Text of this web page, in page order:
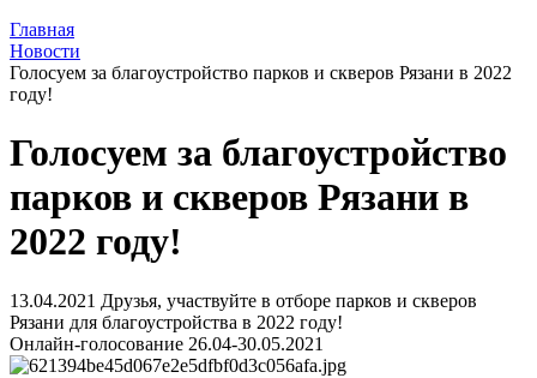
Главная
Новости
Голосуем за благоустройство парков и скверов Рязани в 2022
году!
Голосуем за благоустройство
парков и скверов Рязани в
2022 году!
13.04.2021 Друзья, участвуйте в отборе парков и скверов
Рязани для благоустройства в 2022 году!
Онлайн-голосование 26.04-30.05.2021